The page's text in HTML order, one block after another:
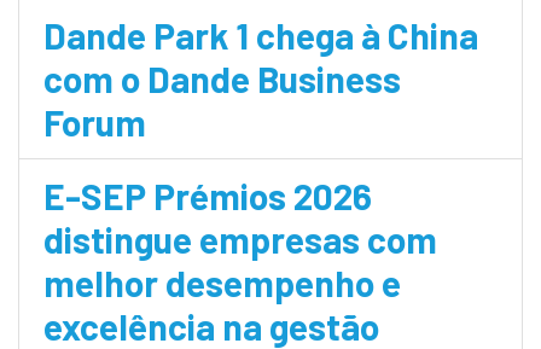
Dande Park 1 chega à China
com o Dande Business
Forum
E-SEP Prémios 2026
distingue empresas com
melhor desempenho e
excelência na gestão